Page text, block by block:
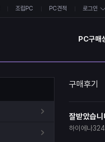
조립PC PC견적 로그인
PC구매
구매후기
잘받았습
하이에나